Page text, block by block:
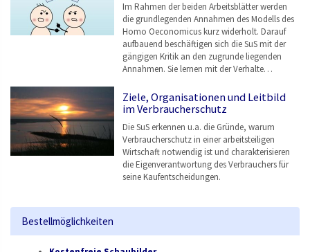
Im Rahmen der beiden Arbeitsblätter werden
die grundlegenden Annahmen des Modells des
Homo Oeconomicus kurz widerholt. Darauf
aufbauend beschäftigen sich die SuS mit der
gängigen Kritik an den zugrunde liegenden
Annahmen. Sie lernen mit der Verhalte…
Ziele, Organisationen und Leitbild
im Verbraucherschutz
Die SuS erkennen u.a. die Gründe, warum
Verbraucherschutz in einer arbeitsteiligen
Wirtschaft notwendig ist und charakterisieren
die Eigenverantwortung des Verbrauchers für
seine Kaufentscheidungen.
Bestellmöglichkeiten